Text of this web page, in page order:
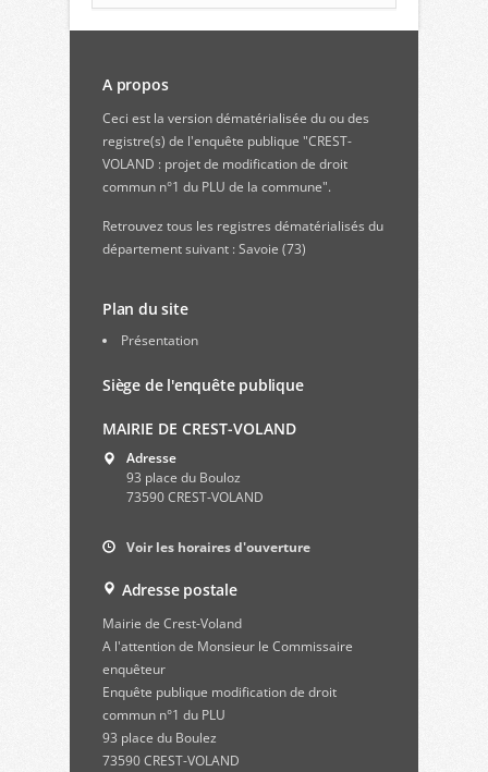
A propos
Ceci est la version dématérialisée du ou des
registre(s) de l'enquête publique "CREST-
VOLAND : projet de modification de droit
commun n°1 du PLU de la commune".
Retrouvez tous les registres dématérialisés du
département suivant : Savoie (73)
Plan du site
Présentation
Siège de l'enquête publique
MAIRIE DE CREST-VOLAND
Adresse
93 place du Bouloz
73590 CREST-VOLAND
Voir les horaires d'ouverture
Adresse postale
Mairie de Crest-Voland
A l'attention de Monsieur le Commissaire
enquêteur
Enquête publique modification de droit
commun n°1 du PLU
93 place du Boulez
73590 CREST-VOLAND